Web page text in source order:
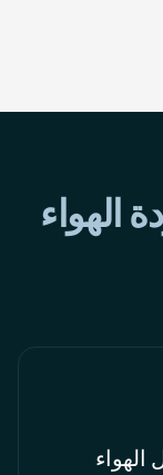
الهواء